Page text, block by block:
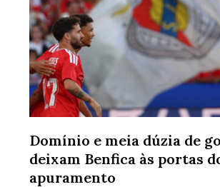
Domínio e meia dúzia de
deixam Benfica às portas
apuramento